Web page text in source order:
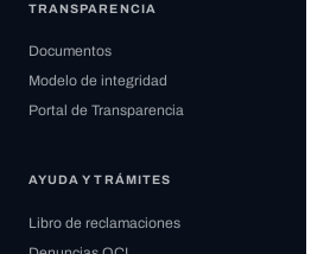
TRANSPARENCIA
Documentos
Modelo de integridad
Portal de Transparencia
AYUDA Y TRÁMITES
Libro de reclamaciones